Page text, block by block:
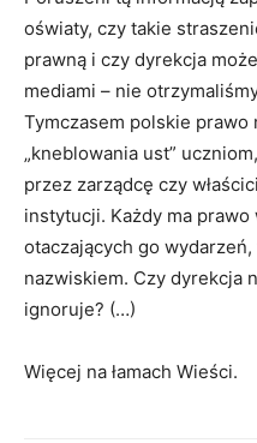
oświaty, czy takie
prawną i czy dyrekcja
mediami – nie
Tymczasem polskie
„kneblowania ust”
przez zarządcę czy
instytucji. Każdy ma
otaczających go
nazwiskiem. Czy dyrekcja
ignoruje? (…)
Więcej na łamach Wieści.